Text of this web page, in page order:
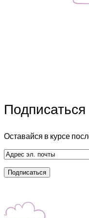
Подписаться
Оставайся в курсе